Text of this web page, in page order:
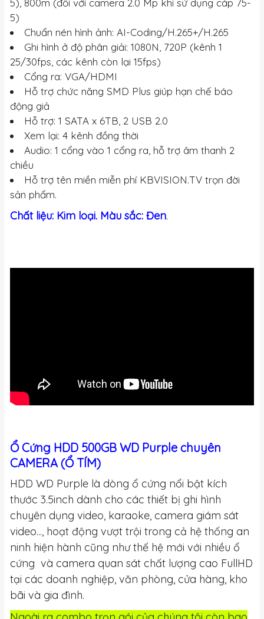
5)
Chuẩn nén hình ảnh: AI-Coding/H.265+/H.265
Ghi hình ở độ phân giải: 1080N, 720P (kênh 1
25/30fps, các kênh còn lại 15fps)
Cổng ra: VGA/HDMI
Hỗ trợ chức năng SMD Plus giúp hạn chế báo
động giả
Hỗ trợ: 1 SATA x 6TB, 2 USB 2.0
Xem lại: 4 kênh đồng thời
Audio: 1 cổng vào 1 cổng ra, hỗ trợ âm thanh 2
chiều
Hỗ trợ tên miền miễn phí KBVISION.TV trọn đời
sản phẩm.
Chất liệu: Kim loại. Màu sắc: Đen.
Ổ Cứng HDD 500GB WD Purple chuyên
CAMERA (Ổ TÍM)
HDD WD Purple là dòng ổ cứng nổi bật kích
thước 3.5inch dành cho các thiết bị ghi hình
chuyên dụng video, karaoke, camera giám sát
video..., hoạt động vượt trội trong cả hệ thống an
ninh hiện hành cũng như thế hệ mới với nhiều ổ
cứng và camera quan sát chất lượng cao FullHD
tại các doanh nghiệp, văn phòng, cửa hàng, kho
bãi và gia đình.